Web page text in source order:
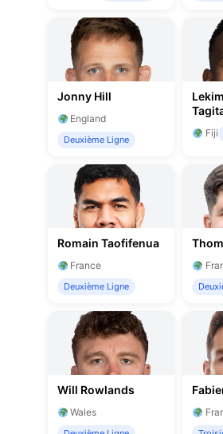
Jonny Hill
England
Deuxième Ligne
Fiji
Romain Taofifenua
France
Deuxième Ligne
Will Rowlands
Wales